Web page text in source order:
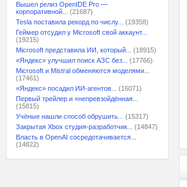
Вышел релиз OpenIDE Pro —
корпоративной...
(21687)
Tesla поставила рекорд по числу...
(19358)
Геймер отсудил у Microsoft свой аккаунт...
(19215)
Microsoft представила ИИ, который...
(18915)
«Яндекс» улучшил поиск АЗС без...
(17766)
Microsoft и Mistral обменяются моделями...
(17461)
«Яндекс» посадил ИИ-агентов...
(16071)
Первый трейлер и «непревзойдённая...
(15815)
Учёные нашли способ обрушить...
(15317)
Закрытая Xbox студия-разработчик...
(14847)
Власть в OpenAI сосредотачивается...
(14822)